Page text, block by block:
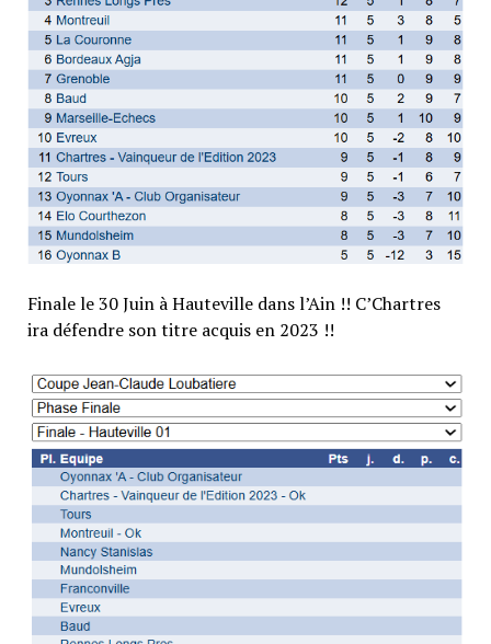
Finale le 30 Juin à Hauteville dans l’Ain !! C’Chartres
ira défendre son titre acquis en 2023 !!